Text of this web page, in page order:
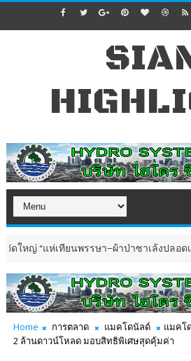
ยนพรรษา–ผ้าป่าซาเล้งปลอดเหล้าเข้าพรร
Home การตลาด แมคโดนัลด์
แมคโ
2 ล้านดาวน์โหลด มอบสิทธิพิเศษสุดคุ้มค่า